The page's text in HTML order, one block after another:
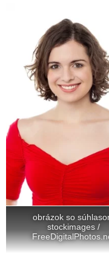
obrázok so
stockimages /